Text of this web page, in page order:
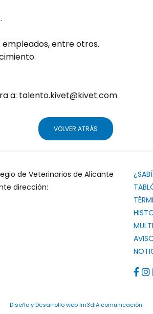
entre otros.
a: talento.kivet@kivet.com
VOLVER ATRÁS
de Veterinarios de Alicante
dirección:
Diseño y Desarrollo web Im3diA comunicación